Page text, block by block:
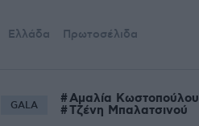
Ελλάδα Πρωτοσέλιδα
GALA Αμαλία Κωστοπούλου
Τζένη Μπαλατσινού